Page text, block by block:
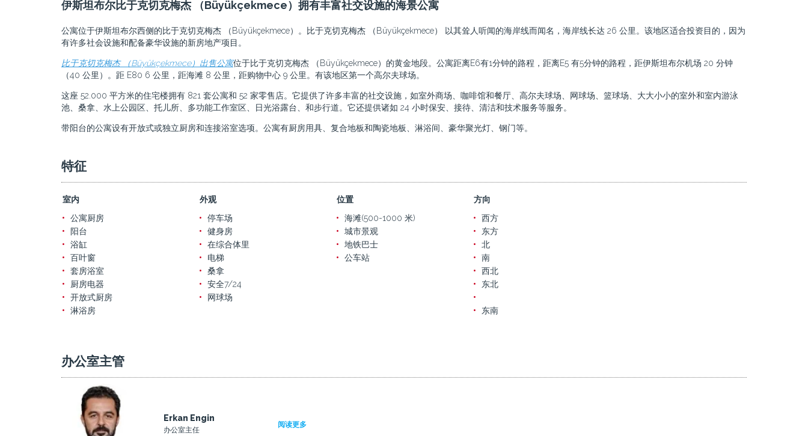
伊斯坦布尔比于克切克梅杰 （Büyükçekmece）拥有丰富社交设施的海景公寓
公寓位于伊斯坦布尔西侧的比于克切克梅杰 （Büyükçekmece）。比于克切克梅杰 （Büyükçekmece） 以其耸人听闻的海岸线而闻名，海岸线长达 26 公里。该地区适合投资目的，因为
有许多社会设施和配备豪华设施的新房地产项目。
比于克切克梅杰 （Büyükçekmece）出售公寓位于比于克切克梅杰 （Büyükçekmece）的黄金地段。公寓距离E6有1分钟的路程，距离E5 有5分钟的路程，距伊斯坦布尔机场 20 分钟
（40 公里）。距 E80 6 公里，距海滩 8 公里，距购物中心 9 公里。有该地区第一个高尔夫球场。
这座 52.000 平方米的住宅楼拥有 821 套公寓和 52 家零售店。它提供了许多丰富的社交设施，如室外商场、咖啡馆和餐厅、高尔夫​​球场、网球场、篮球场、大大小小的室外和室内游泳
池、桑拿、水上公园区、托儿所、多功能工作室区、日光浴露台、和步行道。它还提供诸如 24 小时保安、接待、清洁和技术服务等服务。
带阳台的公寓设有开放式或独立厨房和连接浴室选项。公寓有厨房用具、复合地板和陶瓷地板、淋浴间、豪华聚光灯、钢门等。
特征
室内
公寓厨房
阳台
浴缸
百叶窗
套房浴室
厨房电器
开放式厨房
淋浴房
外观
停车场
健身房
在综合体里
电梯
桑拿
安全7/24
网球场
位置
海滩(500-1000 米)
城市景观
地铁巴士
公车站
方向
西方
东方
北
南
西北
东北
东南
办公室主管
Erkan Engin
办公室主任
阅读更多